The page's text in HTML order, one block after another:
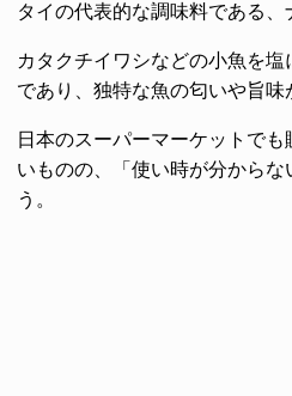
タイの代表的な調味料である、
カタクチイワシなどの小魚を
であり、独特な魚の匂いや旨味
日本のスーパーマーケットで
いものの、「使い時が分からな
う。